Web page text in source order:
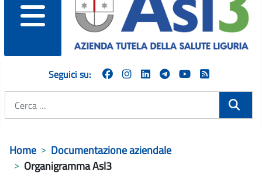
menu
Seguici su:
Home
Documentazione aziendale
Organigramma Asl3